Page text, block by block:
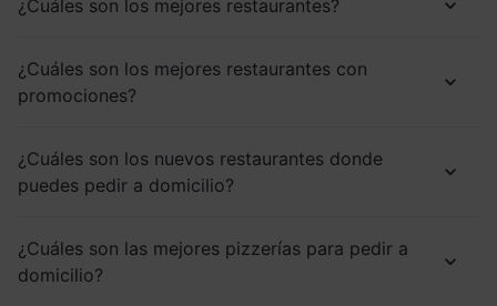
¿Cuáles son los mejores restaurantes?
¿Cuáles son los mejores restaurantes con
promociones?
¿Cuáles son los nuevos restaurantes donde
puedes pedir a domicilio?
¿Cuáles son las mejores pizzerías para pedir a
domicilio?